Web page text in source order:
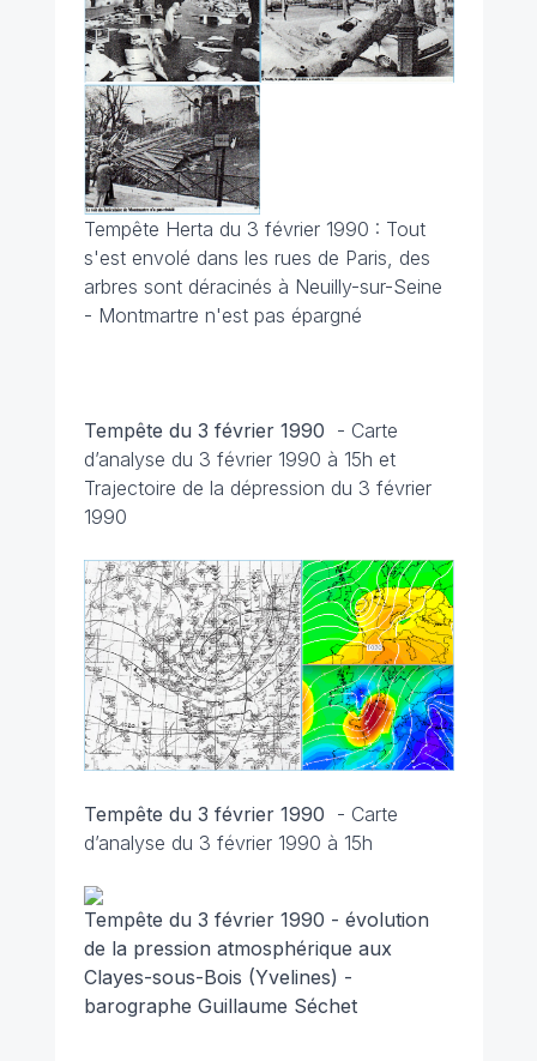
Tempête Herta du 3 février 1990 : Tout
s'est envolé dans les rues de Paris, des
arbres sont déracinés à Neuilly-sur-Seine
- Montmartre n'est pas épargné
Tempête du 3 février 1990 - Carte
d’analyse du 3 février 1990 à 15h et
Trajectoire de la dépression du 3 février
1990
Tempête du 3 février 1990 - Carte
d’analyse du 3 février 1990 à 15h
Tempête du 3 février 1990 - évolution
de la pression atmosphérique aux
Clayes-sous-Bois (Yvelines) -
barographe Guillaume Séchet